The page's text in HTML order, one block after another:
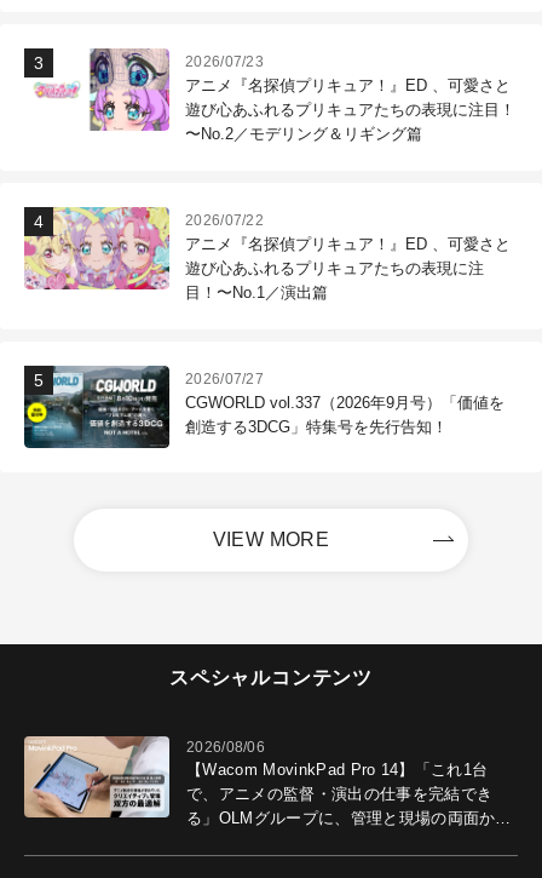
2026/07/23
アニメ『名探偵プリキュア！』ED 、可愛さと
遊び心あふれるプリキュアたちの表現に注目！
〜No.2／モデリング＆リギング篇
2026/07/22
アニメ『名探偵プリキュア！』ED 、可愛さと
遊び心あふれるプリキュアたちの表現に注
目！〜No.1／演出篇
2026/07/27
CGWORLD vol.337（2026年9月号）「価値を
創造する3DCG」特集号を先行告知！
VIEW MORE
スペシャルコンテンツ
2026/08/06
【Wacom MovinkPad Pro 14】「これ1台
で、アニメの監督・演出の仕事を完結でき
る」OLMグループに、管理と現場の両面から